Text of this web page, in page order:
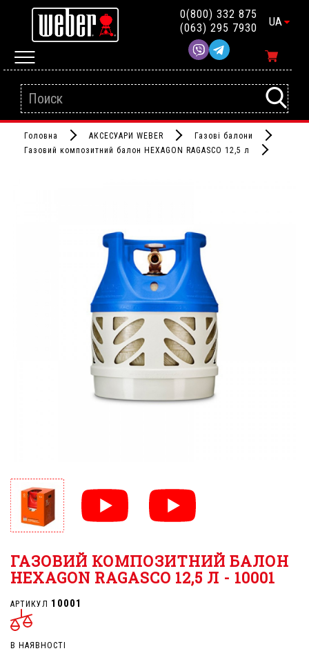
0(800) 332 875
(063) 295 7930
UA
Головна АКСЕСУАРИ WEBER
Газові балони
Газовий композитний балон HEXAGON RAGASCO 12,5 л
ГАЗОВИЙ КОМПОЗИТНИЙ БАЛОН
HEXAGON RAGASCO 12,5 Л - 10001
АРТИКУЛ 10001
В НАЯВНОСТІ